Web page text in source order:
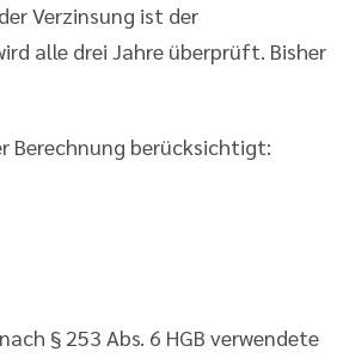
Verzinsung ist der
alle drei Jahre überprüft. Bisher
Berechnung berücksichtigt:
§ 253 Abs. 6 HGB verwendete